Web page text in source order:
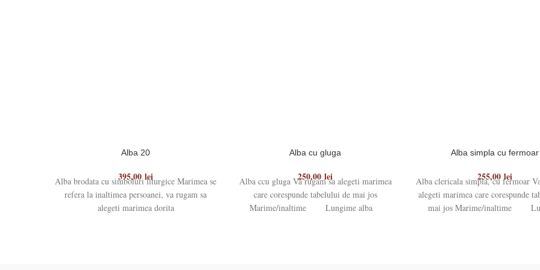
Alba 20
395,00lei
Alba brodata cu simboluri liturgice Marimea se
refera la inaltimea persoanei, va rugam sa
alegeti marimea dorita
Alba cu gluga
250,00 lei
Alba ccu gluga Va rugam sa alegeti marimea
care corespunde tabelului de mai jos
Marime/inaltime Lungime alba
Alba simpla cu fermoar
255,00lei
Alba clericala simpla, cu fermoar
alegeti marimea care corespunde
mai jos Marime/inaltime